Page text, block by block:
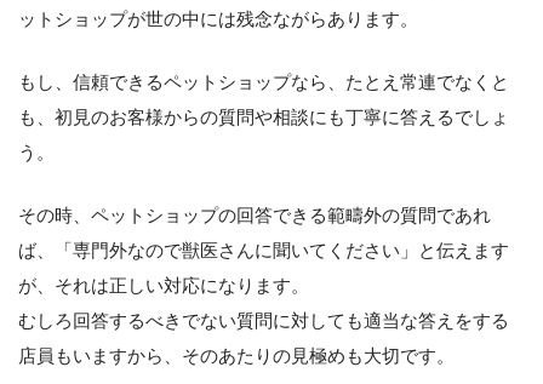
ットショップが世の中には残念ながらあります。
もし、信頼できるペットショップなら、たとえ常連でなくと
も、初見のお客様からの質問や相談にも丁寧に答えるでしょ
う。
その時、ペットショップの回答できる範疇外の質問であれ
ば、「専門外なので獣医さんに聞いてください」と伝えます
が、それは正しい対応になります。
むしろ回答するべきでない質問に対しても適当な答えをする
店員もいますから、そのあたりの見極めも大切です。